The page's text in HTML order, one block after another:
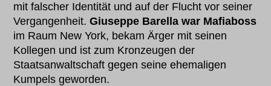
mit falscher Identität und auf der Flucht vor seiner
Vergangenheit.Giuseppe Barella war Mafiaboss
im Raum New York, bekam Ärger mit seinen
Kollegen und ist zum Kronzeugen der
Staatsanwaltschaft gegen seine ehemaligen
Kumpels geworden.